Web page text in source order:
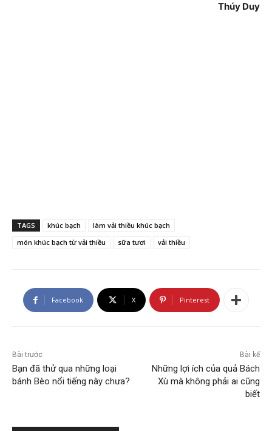
Thúy Duy
TAGS khúc bạch
làm vải thiều khúc bạch
món khúc bạch từ vải thiều
sữa tươi vải thiều
Facebook X Pinterest
Bài trước
Bạn đã thử qua những loại
bánh Bèo nổi tiếng này chưa?
Bài kế
Những lợi ích của quả Bách
Xù mà không phải ai cũng
biết